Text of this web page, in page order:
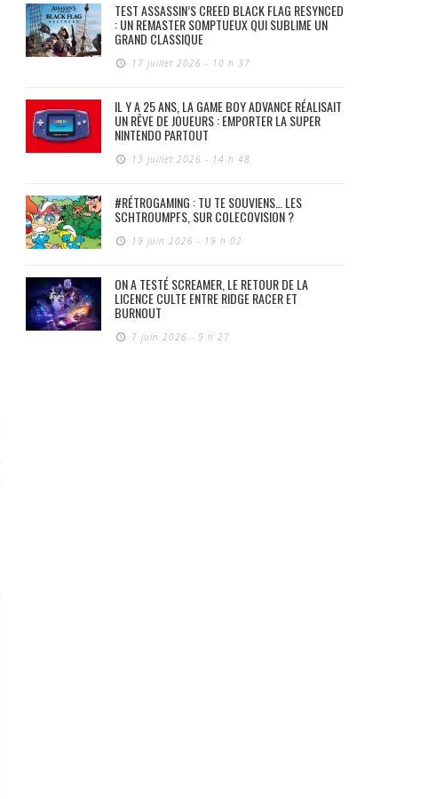
TEST ASSASSIN’S CREED BLACK FLAG RESYNCED
: UN REMASTER SOMPTUEUX QUI SUBLIME UN
GRAND CLASSIQUE
17 juillet 2026 - 10 h 37
IL Y A 25 ANS, LA GAME BOY ADVANCE RÉALISAIT
UN RÊVE DE JOUEURS : EMPORTER LA SUPER
NINTENDO PARTOUT
13 juillet 2026 - 14 h 48
#RÉTROGAMING : TU TE SOUVIENS… LES
SCHTROUMPFS, SUR COLECOVISION ?
19 juin 2026 - 19 h 02
ON A TESTÉ SCREAMER, LE RETOUR DE LA
LICENCE CULTE ENTRE RIDGE RACER ET
BURNOUT
7 juin 2026 - 9 h 27